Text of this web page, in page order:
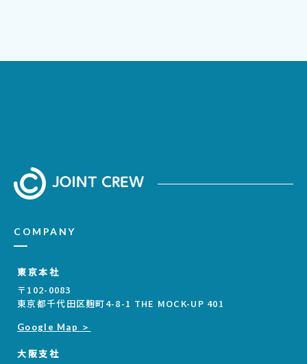
COMPANY
東京本社
〒102-0083
東京都千代田区麹町4-8-1 THE MOCK-UP 401
Google Map ＞
大阪支社